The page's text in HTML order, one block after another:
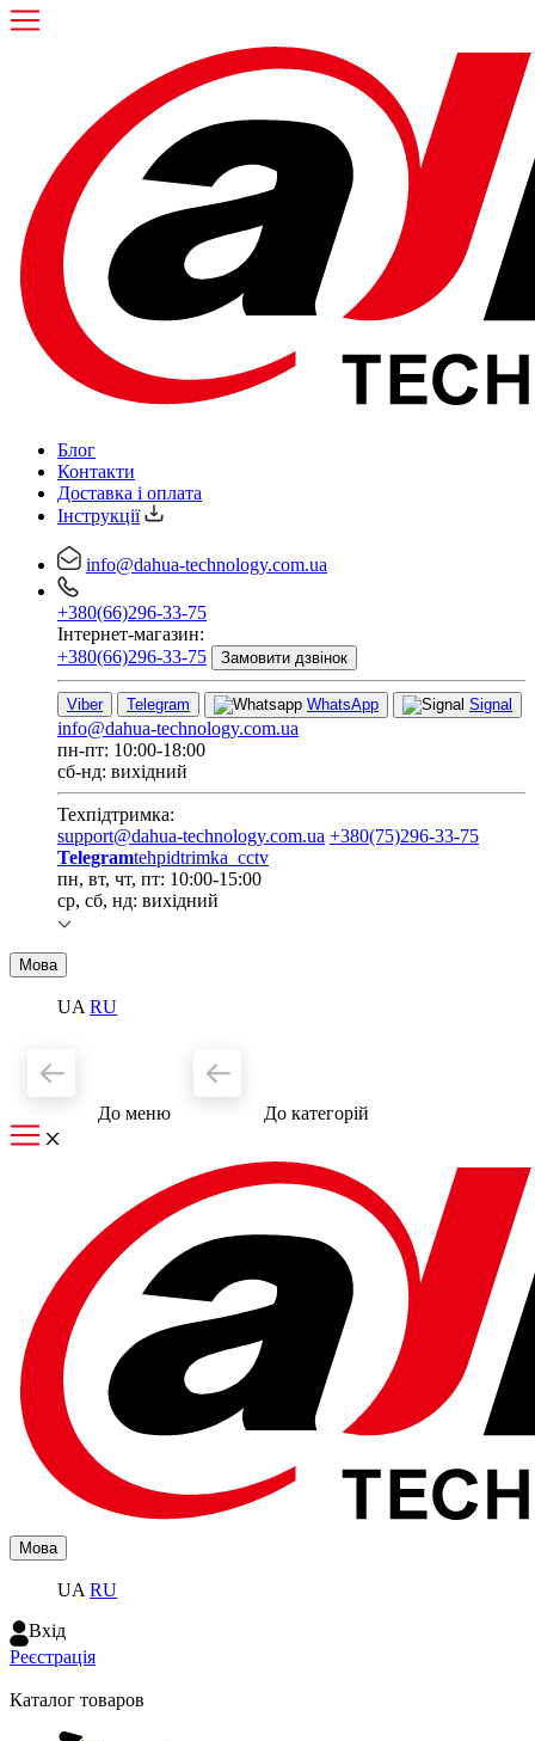
Блог
Контакти
Доставка і оплата
Інструкції
info@dahua-technology.com.ua
+380(66)296-33-75
Інтернет-магазин:
+380(66)296-33-75
Замовити дзвінок
Viber Telegram WhatsApp Signal
info@dahua-technology.com.ua
пн-пт: 10:00-18:00
сб-нд: вихідний
Техпідтримка:
support@dahua-technology.com.ua +380(75)296-33-75
Telegramtehpidtrimka_cctv
пн, вт, чт, пт: 10:00-15:00
ср, сб, нд: вихідний
Мова
UA RU
До меню До категорiй
Мова
UA RU
Вхiд
Реєстрація
Каталог товаров